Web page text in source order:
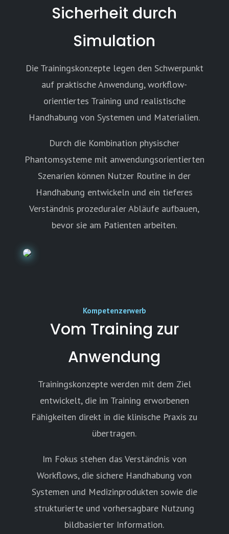
Sicherheit durch
Simulation
Die Trainingskonzepte legen den Schwerpunkt
auf praktische Anwendung, workflow-
orientiertes Training und realistische
Handhabung von Systemen und Materialien.
Durch die Kombination physischer
Phantomsysteme mit anwendungsorientierten
Szenarien können Nutzer Routine in der
Handhabung entwickeln und ein tieferes
Verständnis prozeduraler Abläufe aufbauen,
bevor sie am Patienten arbeiten.
Kompetenzerwerb
Vom Training zur
Anwendung
Trainingskonzepte werden mit dem Ziel
entwickelt, die im Training erworbenen
Fähigkeiten direkt in die klinische Praxis zu
übertragen.
Im Fokus stehen das Verständnis von
Workflows, die sichere Handhabung von
Systemen und Medizinprodukten sowie die
strukturierte und vorhersagbare Nutzung
bildbasierter Information.